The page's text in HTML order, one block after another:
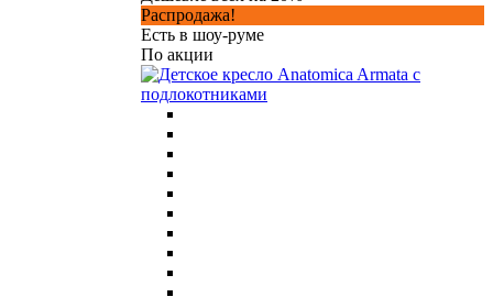
Распродажа!
Есть в шоу-руме
По акции